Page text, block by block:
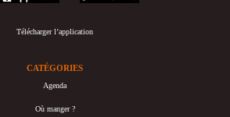
Télécharger l’application
CATÉGORIES
Agenda
Où manger ?